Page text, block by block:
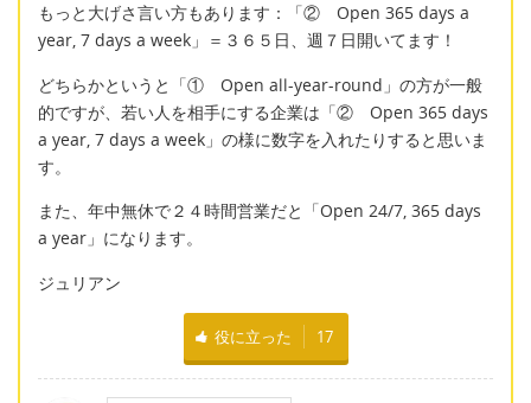
もっと大げさ言い方もあります：「② Open 365 days a
year, 7 days a week」＝３６５日、週７日開いてます！
どちらかというと「① Open all-year-round」の方が一般
的ですが、若い人を相手にする企業は「② Open 365 days
a year, 7 days a week」の様に数字を入れたりすると思いま
す。
また、年中無休で２４時間営業だと「Open 24/7, 365 days
a year」になります。
ジュリアン
役に立った 17